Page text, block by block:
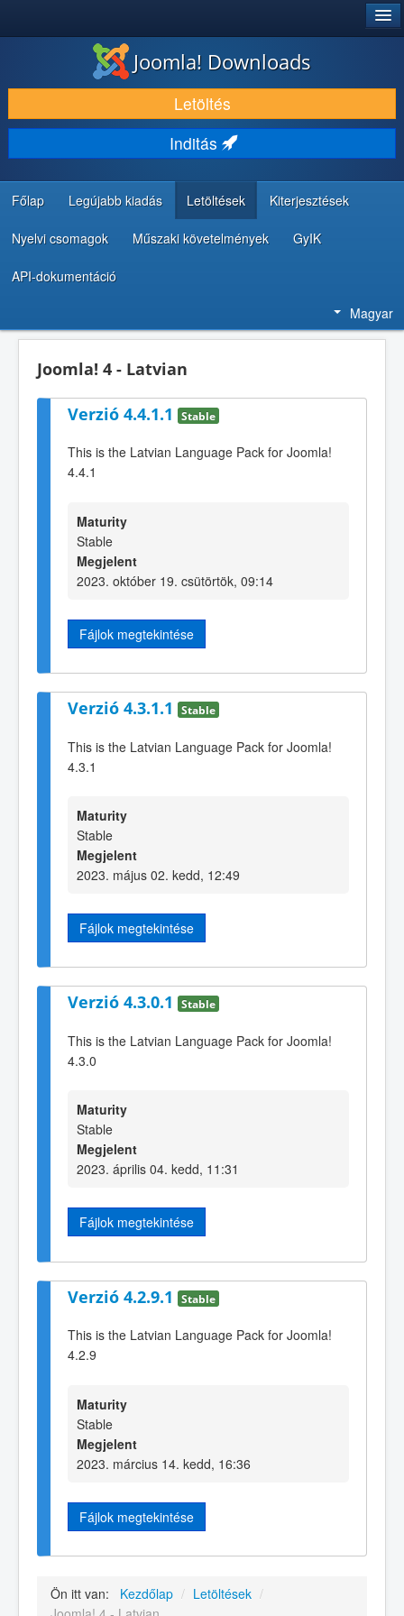
LETÖLTÉS ÉS KITERJESZTÉS
FEDEZZE FEL ÉS TANULJA MEG
KÖZÖSSÉG ÉS TÁMOGATÁS
FEJLESZTŐI ERŐFORRÁSOK
Joomla! Downloads
Letöltés
Inditás
Főlap Legújabb kiadás Letöltések Kiterjesztések
Nyelvi csomagok Műszaki követelmények GyIK
API-dokumentáció
Magyar
Joomla! 4 - Latvian
Verzió 4.4.1.1 Stable
This is the Latvian Language Pack for Joomla!
4.4.1
Maturity
Stable
Megjelent
2023. október 19. csütörtök, 09:14
Fájlok megtekintése
Verzió 4.3.1.1 Stable
This is the Latvian Language Pack for Joomla!
4.3.1
Maturity
Stable
Megjelent
2023. május 02. kedd, 12:49
Fájlok megtekintése
Verzió 4.3.0.1 Stable
This is the Latvian Language Pack for Joomla!
4.3.0
Maturity
Stable
Megjelent
2023. április 04. kedd, 11:31
Fájlok megtekintése
Verzió 4.2.9.1 Stable
This is the Latvian Language Pack for Joomla!
4.2.9
Maturity
Stable
Megjelent
2023. március 14. kedd, 16:36
Fájlok megtekintése
Ön itt van: Kezdőlap / Letöltések /